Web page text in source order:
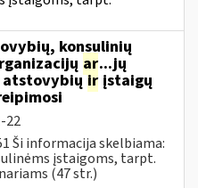
konsulinių
ar...jų
atstovybiųir įstaigų
22
Ši informacija skelbiama:
įstaigoms, tarpt.
(47 str.)